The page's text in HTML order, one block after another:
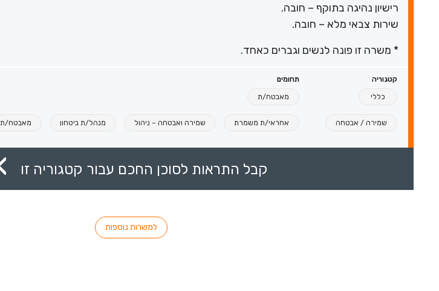
רישיון נהיגה בתוקף – חובה.
שירות צבאי מלא – חובה.
* משרה זו פונה לנשים וגברים כאחד.
קטגוריה תחומים
כללי מאבטח/ת
שמירה / אבטחה אחראי/ת משמרת שמירה ואבטחה – ניהול מנהל/ת ביטחון מאבטח/ת
קבל התראות לסוכן החכם עבור קטגוריה זו
למשרות נוספות